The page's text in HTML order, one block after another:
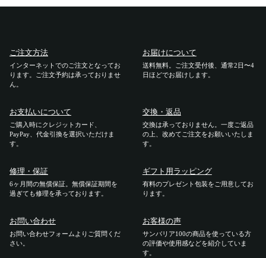
商品の違い
ご利用ガイド
お届けについて
交換・返品
修理 ・保証
ご注文方法
インターネットでのご注文となってお
ります。ご注文予約は承っておりませ
ん。
お届けについて
送料無料。ご注文受付後、通常2日〜4
日ほどでお届けします。
お支払いについて
ご購入時にクレジットカード、
PayPay、代金引換を選択いただけま
す。
交換・返品
交換は承っておりません。一度ご返品
の上、改めてご注文をお願いいたしま
す。
修理・保証
6ヶ月間の無償保証。無償保証期間を
過ぎても修理を承っております。
ギフト用ラッピング
有料のプレゼント包装をご用意してお
ります。
お問い合わせ
お問い合わせフォームよりご質問くだ
さい。
お客様の声
サンバリア100の商品を使っている方
の評価や使用感などを紹介していま
す。